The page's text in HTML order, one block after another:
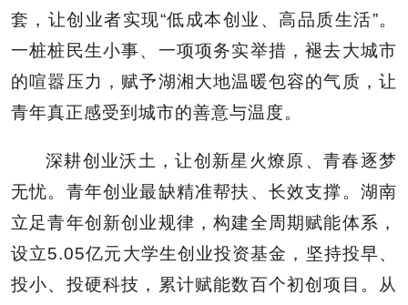
套，让创业者实现“低成本创业、高品质生活”。
一桩桩民生小事、一项项务实举措，褪去大城市
的喧嚣压力，赋予湖湘大地温暖包容的气质，让
青年真正感受到城市的善意与温度。
深耕创业沃土，让创新星火燎原、青春逐梦
无忧。青年创业最缺精准帮扶、长效支撑。湖南
立足青年创新创业规律，构建全周期赋能体系，
设立5.05亿元大学生创业投资基金，坚持投早、
投小、投硬科技，累计赋能数百个初创项目。从